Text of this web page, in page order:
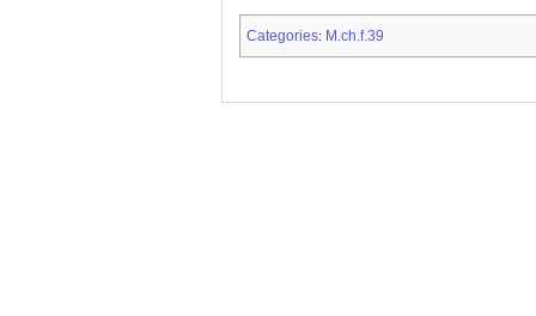
Categories: M.ch.f.39